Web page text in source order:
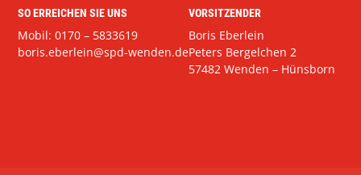
SO ERREICHEN SIE UNS
Mobil: 0170 – 5833619
boris.eberlein@spd-wenden.de
VORSITZENDER
Boris Eberlein
Peters Bergelchen 2
57482 Wenden – Hünsborn